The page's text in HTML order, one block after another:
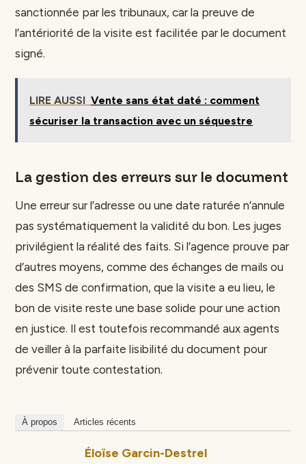
sanctionnée par les tribunaux, car la preuve de
l’antériorité de la visite est facilitée par le document
signé.
LIRE AUSSI Vente sans état daté : comment
sécuriser la transaction avec un séquestre
La gestion des erreurs sur le document
Une erreur sur l’adresse ou une date raturée n’annule
pas systématiquement la validité du bon. Les juges
privilégient la réalité des faits. Si l’agence prouve par
d’autres moyens, comme des échanges de mails ou
des SMS de confirmation, que la visite a eu lieu, le
bon de visite reste une base solide pour une action
en justice. Il est toutefois recommandé aux agents
de veiller à la parfaite lisibilité du document pour
prévenir toute contestation.
À propos Articles récents
Éloïse Garcin-Destrel